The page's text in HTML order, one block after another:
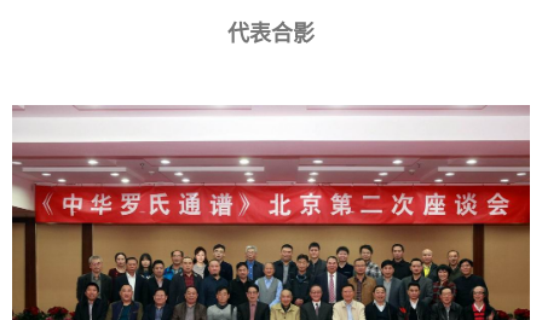
代表合影